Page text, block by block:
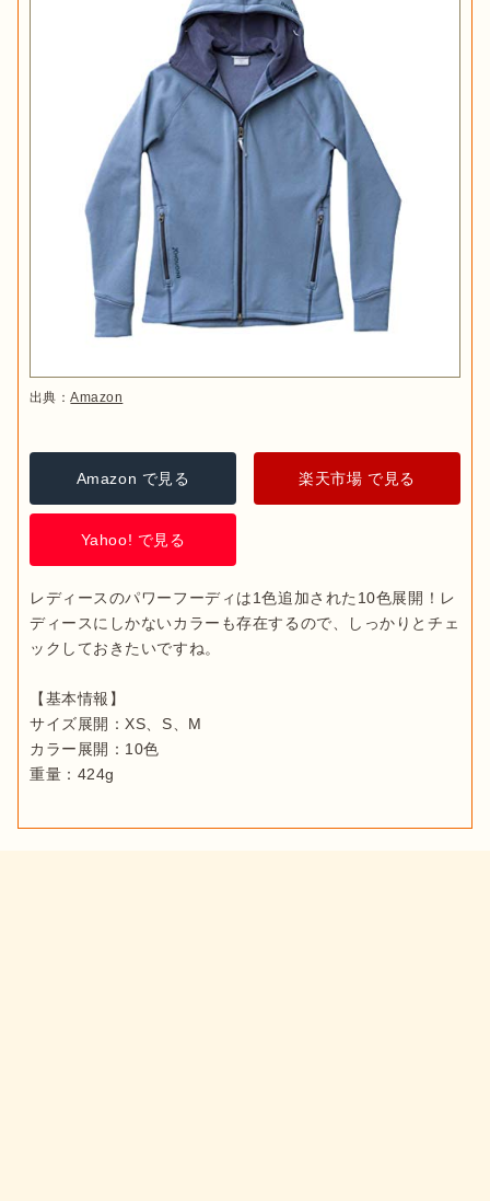
出典：Amazon
Amazon で見る 楽天市場 で見る
Yahoo! で見る
レディースのパワーフーディは1色追加された10色展開！レ
ディースにしかないカラーも存在するので、しっかりとチェ
ックしておきたいですね。
【基本情報】
サイズ展開：XS、S、M
カラー展開：10色
重量：424g